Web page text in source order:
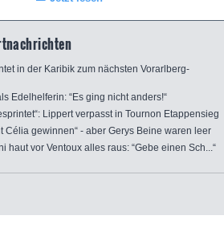
in der Karibik zum nächsten Vorarlberg-
Edelhelferin: “Es ging nicht anders!“
Lippert verpasst in Tournon Etappensieg
Célia gewinnen“ - aber Gerys Beine waren leer
haut vor Ventoux alles raus: “Gebe einen Sch...“